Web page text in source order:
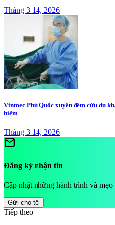
Tháng 3 14, 2026
Vinmec Phú Quốc xuyên đêm cứu du
hiếm
Tháng 3 14, 2026
mail
Đăng ký nhận tin
Cập nhật những hành trình và
Gửi cho tôi
Tiếp theo